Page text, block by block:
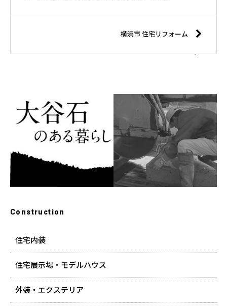
横浜市 住宅リフォーム
Construction
住宅内装
住宅展示場・モデルハウス
外装・エクステリア